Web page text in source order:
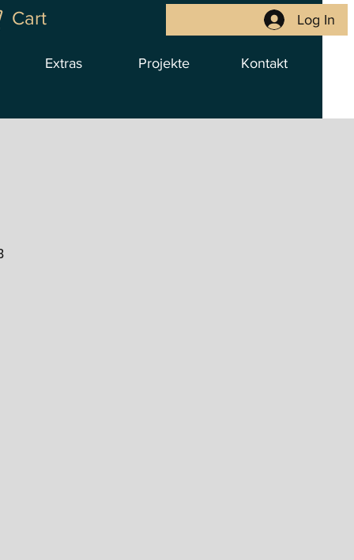
Log In
Extras Projekte Kontakt
Cart